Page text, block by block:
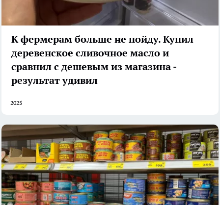
К фермерам больше не пойду. Купил
деревенское сливочное масло и
сравнил с дешевым из магазина -
результат удивил
2025